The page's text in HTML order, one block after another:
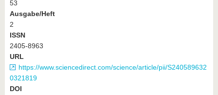
53
Ausgabe/Heft
2
ISSN
2405-8963
URL
https://www.sciencedirect.com/science/article/pii/S240589632
0321819
DOI